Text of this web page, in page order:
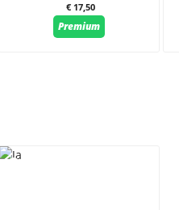
€ 17,50
Premium